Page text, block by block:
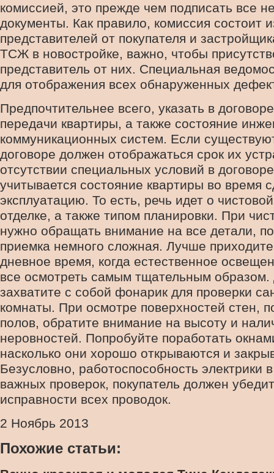
комиссией, это прежде чем подписать все
документы. Как правило, комиссия состоит
представителей от покупателя и
ТСЖ в новостройке, важно, чтобы
представитель от них. Специальная
для отображения всех обнаруженных
Предпочтительнее всего, указать в
передачи квартиры, а также состояние
коммуникационных систем. Если
договоре должен отображаться срок их
отсутствии специальных условий в
учитывается состояние квартиры во время
эксплуатацию. То есть, речь идет о
отделке, а также типом планировки. При
нужно обращать внимание на все детали,
приемка немного сложная. Лучше
дневное время, когда естественное
все осмотреть самым тщательным
захватите с собой фонарик для проверки
комнаты. При осмотре поверхностей стен,
полов, обратите внимание на высоту и
неровностей. Попробуйте поработать
насколько они хорошо открываются и
Безусловно, работоспособность электрики
важных проверок, покупатель должен
исправности всех проводок.
2 Ноябрь 2013
Похожие статьи: